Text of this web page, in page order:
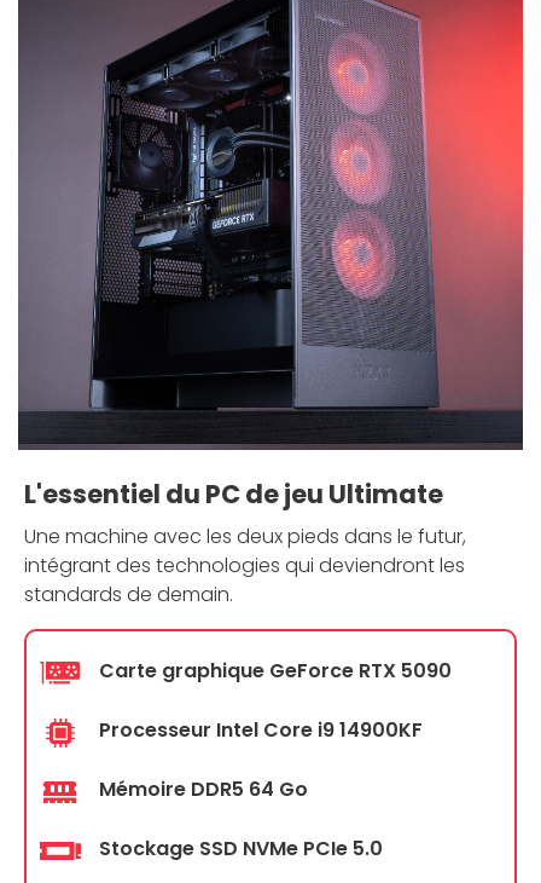
L'essentiel du PC de jeu Ultimate
Une machine avec les deux pieds dans le futur,
intégrant des technologies qui deviendront les
standards de demain.
Carte graphique GeForce RTX 5090
Processeur Intel Core i9 14900KF
Mémoire DDR5 64 Go
Stockage SSD NVMe PCIe 5.0